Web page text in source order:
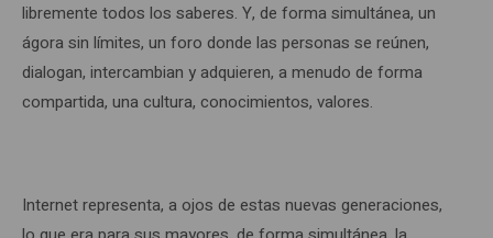
libremente todos los saberes. Y, de forma simultánea, un
ágora sin límites, un foro donde las personas se reúnen,
dialogan, intercambian y adquieren, a menudo de forma
compartida, una cultura, conocimientos, valores.
Internet representa, a ojos de estas nuevas generaciones,